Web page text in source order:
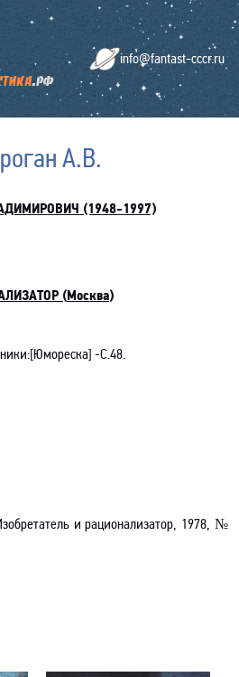
info@fantast-cccr.ru
А.В.
(1948-1997)
(Москва)
-С.48.
и рационализатор, 1978, №